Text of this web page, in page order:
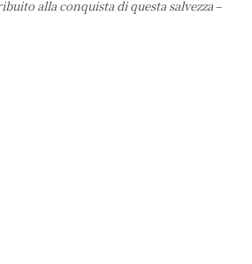
alla conquista di questa salvezza–